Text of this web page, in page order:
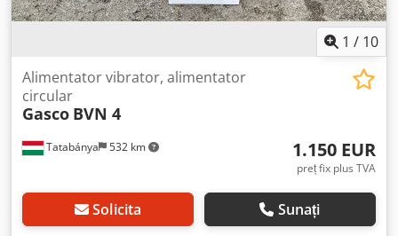
1 / 10
Tatabánya 532 km
Alimentator vibrator, alimentator
circular
Gasco BVN 4
1.150 EUR
preț fix plus TVA
Solicita Sunați